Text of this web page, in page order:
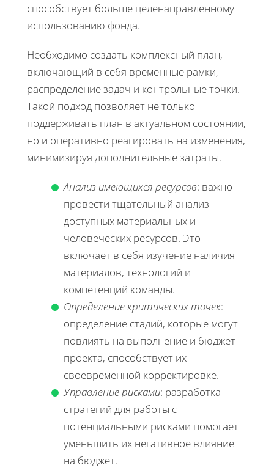
способствует больше целенаправленному
использованию фонда.
Необходимо создать комплексный план,
включающий в себя временные рамки,
распределение задач и контрольные точки.
Такой подход позволяет не только
поддерживать план в актуальном состоянии,
но и оперативно реагировать на изменения,
минимизируя дополнительные затраты.
Анализ имеющихся ресурсов: важно
провести тщательный анализ
доступных материальных и
человеческих ресурсов. Это
включает в себя изучение наличия
материалов, технологий и
компетенций команды.
Определение критических точек:
определение стадий, которые могут
повлиять на выполнение и бюджет
проекта, способствует их
своевременной корректировке.
Управление рисками: разработка
стратегий для работы с
потенциальными рисками помогает
уменьшить их негативное влияние
на бюджет.